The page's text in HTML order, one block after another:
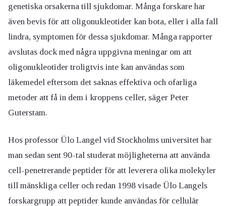
genetiska orsakerna till sjukdomar. Många forskare har
även bevis för att oligonukleotider kan bota, eller i alla fall
lindra, symptomen för dessa sjukdomar. Många rapporter
avslutas dock med några uppgivna meningar om att
oligonukleotider troligtvis inte kan användas som
läkemedel eftersom det saknas effektiva och ofarliga
metoder att få in dem i kroppens celler, säger Peter
Guterstam.
Hos professor Ülo Langel vid Stockholms universitet har
man sedan sent 90-tal studerat möjligheterna att använda
cell-penetrerande peptider för att leverera olika molekyler
till mänskliga celler och redan 1998 visade Ülo Langels
forskargrupp att peptider kunde användas för cellulär